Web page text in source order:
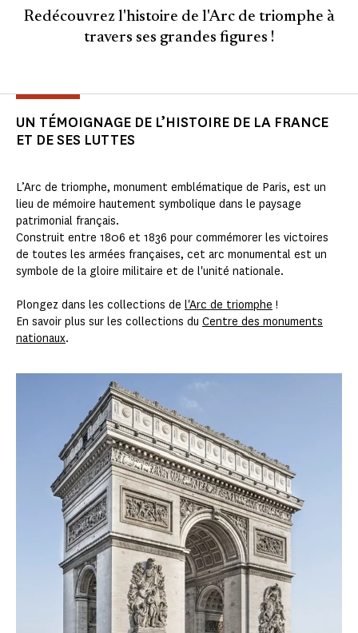
Redécouvrez l'histoire de l'Arc de triomphe à
travers ses grandes figures !
UN TÉMOIGNAGE DE L’HISTOIRE DE LA FRANCE
ET DE SES LUTTES
L’Arc de triomphe, monument emblématique de Paris, est un
lieu de mémoire hautement symbolique dans le paysage
patrimonial français.
Construit entre 1806 et 1836 pour commémorer les victoires
de toutes les armées françaises, cet arc monumental est un
symbole de la gloire militaire et de l'unité nationale.
Plongez dans les collections de l'Arc de triomphe !
En savoir plus sur les collections du Centre des monuments
nationaux.